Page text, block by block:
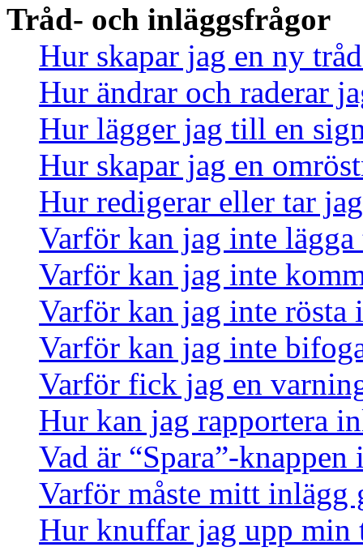
Tråd- och inläggsfrågor
Hur skapar jag en ny
Hur ändrar och raderar
Hur lägger jag till en
Hur skapar jag en
Hur redigerar eller tar
Varför kan jag inte
Varför kan jag inte
Varför kan jag inte rösta
Varför kan jag inte
Varför fick jag en
Hur kan jag rapportera
Vad är “Spara”-
Varför måste mitt inlägg
Hur knuffar jag upp min